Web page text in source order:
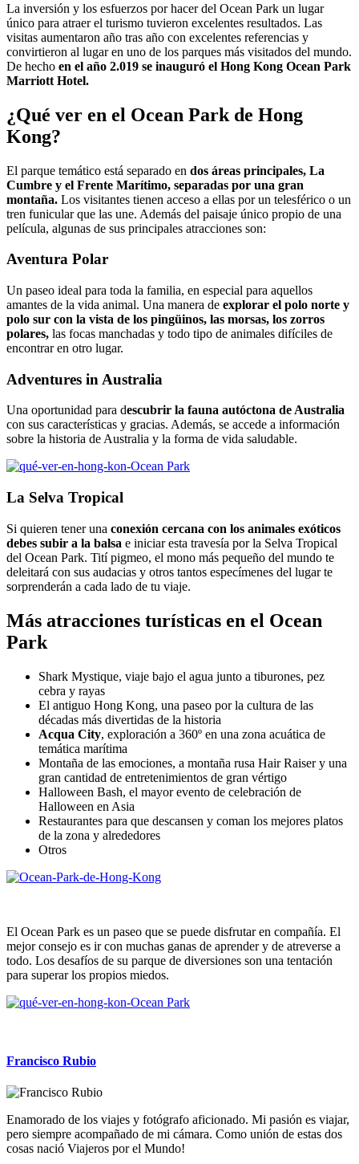
La inversión y los esfuerzos por hacer del Ocean Park un lugar
único para atraer el turismo tuvieron excelentes resultados. Las
visitas aumentaron año tras año con excelentes referencias y
convirtieron al lugar en uno de los parques más visitados del mundo.
De hecho en el año 2.019 se inauguró el Hong Kong Ocean Park
Marriott Hotel.
¿Qué ver en el Ocean Park de Hong
Kong?
El parque temático está separado en dos áreas principales, La
Cumbre y el Frente Marítimo, separadas por una gran
montaña. Los visitantes tienen acceso a ellas por un telesférico o un
tren funicular que las une. Además del paisaje único propio de una
película, algunas de sus principales atracciones son:
Aventura Polar
Un paseo ideal para toda la familia, en especial para aquellos
amantes de la vida animal. Una manera de explorar el polo norte y
polo sur con la vista de los pingüinos, las morsas, los zorros
polares, las focas manchadas y todo tipo de animales difíciles de
encontrar en otro lugar.
Adventures in Australia
Una oportunidad para descubrir la fauna autóctona de Australia
con sus características y gracias. Además, se accede a información
sobre la historia de Australia y la forma de vida saludable.
La Selva Tropical
Si quieren tener una conexión cercana con los animales exóticos
debes subir a la balsa e iniciar esta travesía por la Selva Tropical
del Ocean Park. Tití pigmeo, el mono más pequeño del mundo te
deleitará con sus audacias y otros tantos especímenes del lugar te
sorprenderán a cada lado de tu viaje.
Más atracciones turísticas en el Ocean
Park
Shark Mystique, viaje bajo el agua junto a tiburones, pez
cebra y rayas
El antiguo Hong Kong, una paseo por la cultura de las
décadas más divertidas de la historia
Acqua City, exploración a 360º en una zona acuática de
temática marítima
Montaña de las emociones, a montaña rusa Hair Raiser y una
gran cantidad de entretenimientos de gran vértigo
Halloween Bash, el mayor evento de celebración de
Halloween en Asia
Restaurantes para que descansen y coman los mejores platos
de la zona y alrededores
Otros
El Ocean Park es un paseo que se puede disfrutar en compañía. El
mejor consejo es ir con muchas ganas de aprender y de atreverse a
todo. Los desafíos de su parque de diversiones son una tentación
para superar los propios miedos.
Francisco Rubio
Enamorado de los viajes y fotógrafo aficionado. Mi pasión es viajar,
pero siempre acompañado de mi cámara. Como unión de estas dos
cosas nació Viajeros por el Mundo!